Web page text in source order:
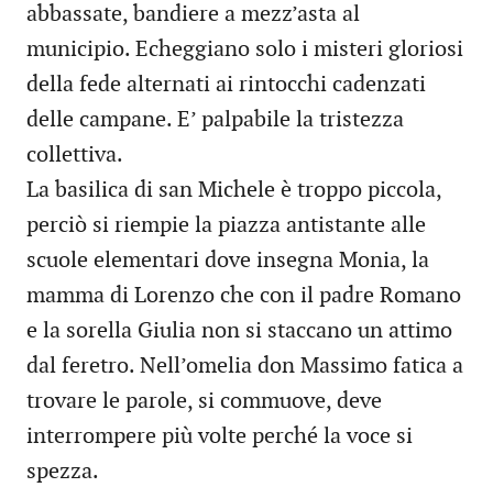
abbassate, bandiere a mezz’asta al
municipio. Echeggiano solo i misteri gloriosi
della fede alternati ai rintocchi cadenzati
delle campane. E’ palpabile la tristezza
collettiva.
La basilica di san Michele è troppo piccola,
perciò si riempie la piazza antistante alle
scuole elementari dove insegna Monia, la
mamma di Lorenzo che con il padre Romano
e la sorella Giulia non si staccano un attimo
dal feretro. Nell’omelia don Massimo fatica a
trovare le parole, si commuove, deve
interrompere più volte perché la voce si
spezza.